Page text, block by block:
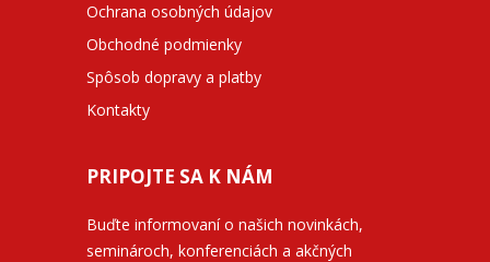
Ochrana osobných údajov
Obchodné podmienky
Spôsob dopravy a platby
Kontakty
PRIPOJTE SA K NÁM
Buďte informovaní o našich novinkách,
seminároch, konferenciách a akčných